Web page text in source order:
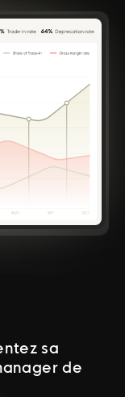
sa
de